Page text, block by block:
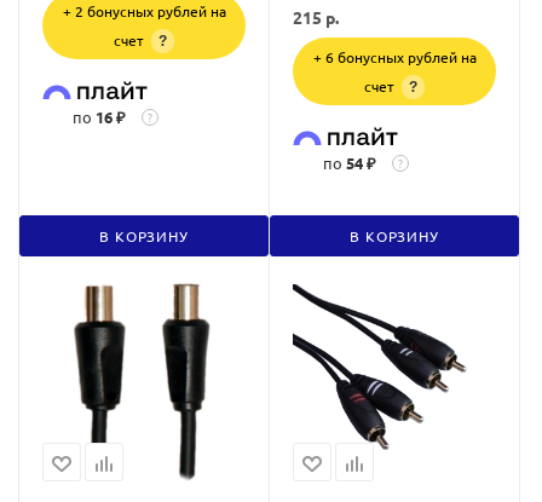
+ 2 бонусных рублей на
счет
?
по 16 ₽ ?
В КОРЗИНУ
215 р.
+ 6 бонусных рублей на
счет
?
по 54 ₽ ?
В КОРЗИНУ